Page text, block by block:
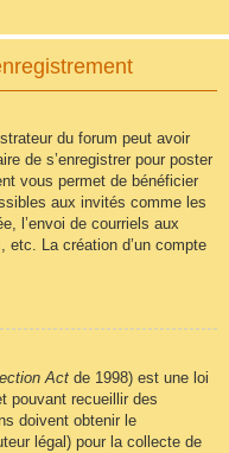
du forum peut avoir
de s’enregistrer pour poster
vous permet de bénéficier
aux invités comme les
l’envoi de courriels aux
etc. La création d’un compte
Act de 1998) est une loi
pouvant recueillir des
doivent obtenir le
légal) pour la collecte de